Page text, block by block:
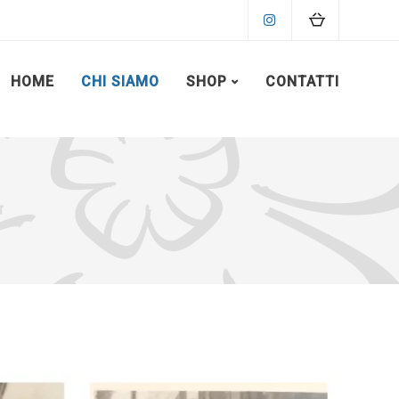
HOME CHI SIAMO SHOP CONTATTI